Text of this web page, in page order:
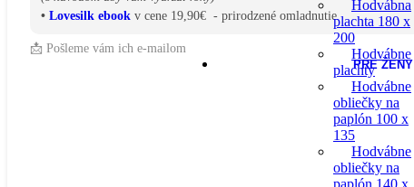
PRE ŽENY
Hodvábna
plachta 180 x
200
Hodvábne
plachty
Hodvábne
obliečky na
paplón 100 x
135
Hodvábne
obliečky na
paplón 140 x
• Lovesilk ebook v cene 19,90€ - prirodzené omladnutie
📩 Pošleme vám ich e-mailom